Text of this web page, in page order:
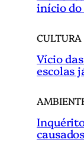
início do
CULTURA
Vício
escolas